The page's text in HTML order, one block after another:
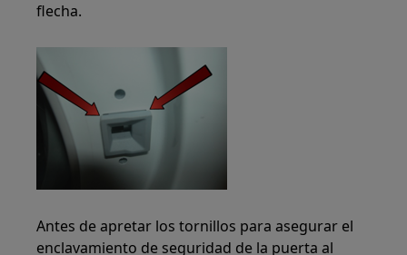
flecha.
Antes de apretar los tornillos para asegurar el
enclavamiento de seguridad de la puerta al